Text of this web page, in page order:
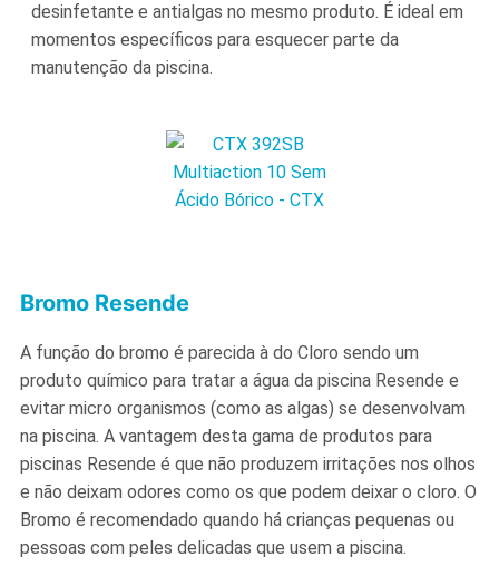
desinfetante e antialgas no mesmo produto. É ideal em
momentos específicos para esquecer parte da
manutenção da piscina.
Bromo Resende
A função do bromo é parecida à do Cloro sendo um
produto químico para tratar a água da piscina Resende e
evitar micro organismos (como as algas) se desenvolvam
na piscina. A vantagem desta gama de produtos para
piscinas Resende é que não produzem irritações nos olhos
e não deixam odores como os que podem deixar o cloro. O
Bromo é recomendado quando há crianças pequenas ou
pessoas com peles delicadas que usem a piscina.